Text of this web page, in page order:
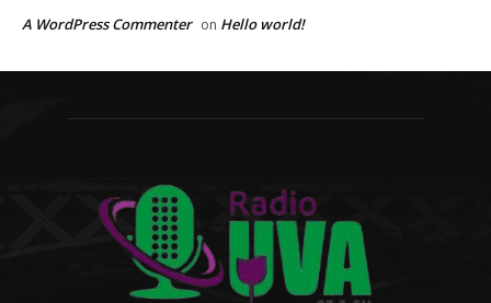
A WordPress Commenter on Hello world!